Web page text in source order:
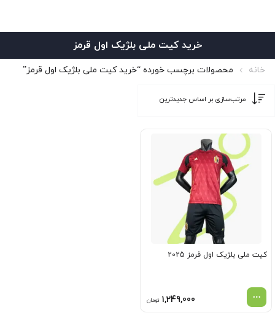
خرید کیت ملی بلژیک اول قرمز
خانه محصولات برچسب خورده “خرید کیت ملی بلژیک اول قرمز”
کیت ملی بلژیک اول قرمز 2025
1,249,000 تومان